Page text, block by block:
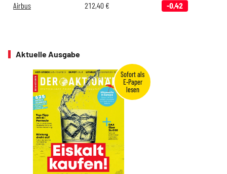
Airbus 212,40 € -0,42
Aktuelle Ausgabe